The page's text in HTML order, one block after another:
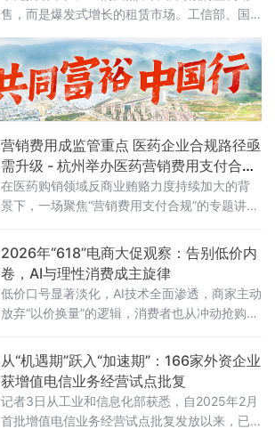
型升级按下"加速键"。关键数据亮眼：三批清
单、百个试点、六十个场景方案明确，到2028
年，平台经济大中小企业协同发
售，而是爆发式增长的租赁市场。工信部、国
2026年度人形机器人与具身智能实
营销费用成监管重点 医药企业合规路径亟
需升级 - 杭州举办医药营销费用支付合规
专题讲座
在医药购销领域反商业贿赂力度持续加大的背
景下，一场聚焦“营销费用支付合规”的专题讲座
及合规服务等产业链各环节的50余位企业代
表，围绕两高最新司法解释及行业纠风工作要
求，深入探讨合规经营与风险防控的实践路
径。6月5日，由杭州金华商会食品药品分会主
办、药闻天下与和泽医药承办的“医药企业营销
2026年“618”电商大促观察：告别低价内
卷，AI与理性消费成主旋律
低价口号显著淡化，AI技术全面渗透，商家主动
放弃“以价换量”的逻辑，消费者也从冲动抢购转
从“机遇期”跃入“加速期”：166家外资企业
获增值电信业务经营试点批复
记者3日从工业和信息化部获悉，自2025年2月
首批增值电信业务经营试点批复发放以来，已